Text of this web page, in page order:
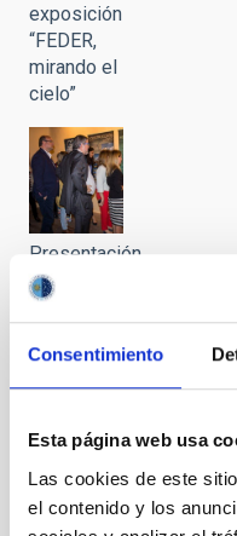
Consentimiento
Esta página web usa
Las cookies de este
el contenido y los
exposición
“FEDER,
mirando el
cielo”
Presentación
en La
Palma de
exposición
“FEDER,
cielo”